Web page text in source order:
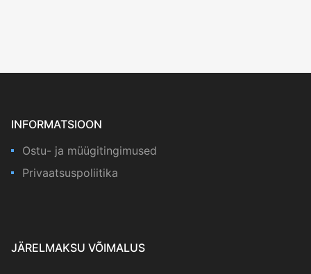
INFORMATSIOON
Ostu- ja müügitingimused
Privaatsuspoliitika
JÄRELMAKSU VÕIMALUS